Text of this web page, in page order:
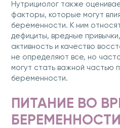
Нутрициолог также
факторы, которые могут
беременности. К ним
дефициты, вредные
активность и качество
не определяют все, но
могут стать важной частью
беременности.
ПИТАНИЕ ВО